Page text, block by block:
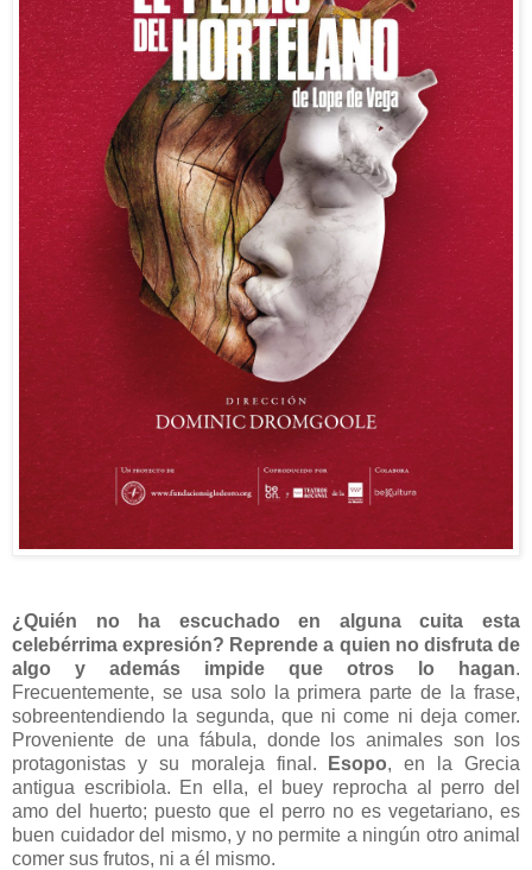
¿Quién no ha escuchado en alguna cuita esta
celebérrima expresión? Reprende a quien no disfruta de
algo y además impide que otros lo hagan.
Frecuentemente, se usa solo la primera parte de la frase,
sobreentendiendo la segunda, que ni come ni deja comer.
Proveniente de una fábula, donde los animales son los
protagonistas y su moraleja final.
Esopo, en la Grecia
antigua escribiola. En ella, el buey reprocha al perro del
amo del huerto; puesto que el perro no es vegetariano, es
buen cuidador del mismo, y no permite a ningún otro animal
comer sus frutos, ni a él mismo.